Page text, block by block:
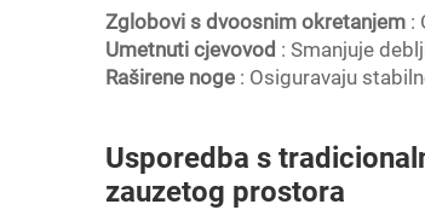
Zglobovi s dvoosnim okretanjem :
Umetnuti cjevovod : Smanjuje
Raširene noge : Osiguravaju
Usporedba s
zauzetog prostora